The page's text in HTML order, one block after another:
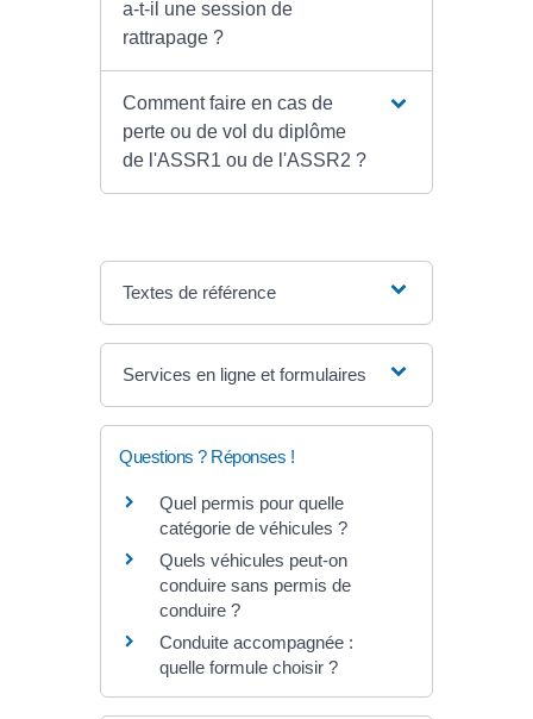
a-t-il une session de
rattrapage ?
Comment faire en cas de
perte ou de vol du diplôme
de l'ASSR1 ou de l'ASSR2 ?
Textes de référence
Services en ligne et formulaires
Questions ? Réponses !
Quel permis pour quelle
catégorie de véhicules ?
Quels véhicules peut-on
conduire sans permis de
conduire ?
Conduite accompagnée :
quelle formule choisir ?